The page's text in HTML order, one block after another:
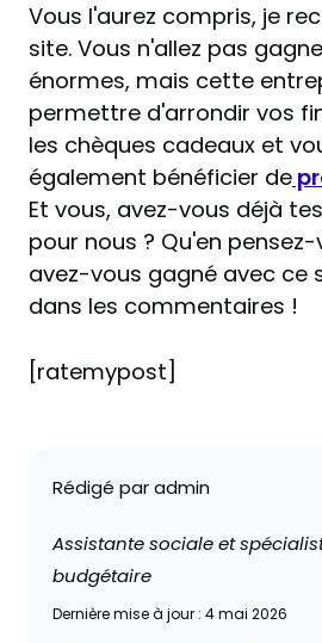
Vous l'aurez compris, je
site. Vous n'allez pas
énormes, mais cette
permettre d'arrondir vos
les chèques cadeaux et
également bénéficier de
Et vous, avez-vous déjà
pour nous ? Qu'en
avez-vous gagné avec ce
dans les commentaires !
[ratemypost]
Rédigé par admin
Assistante sociale et
budgétaire
Dernière mise à jour : 4 mai 2026